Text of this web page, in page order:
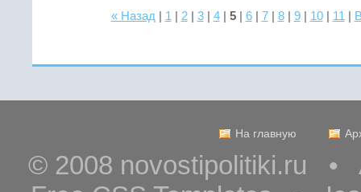
« Назад | 1 | 2| 3| 4| 5| 6| 7| 8| 9| 10| 11 |
На главную
© 2008 novostipolitiki.ru •